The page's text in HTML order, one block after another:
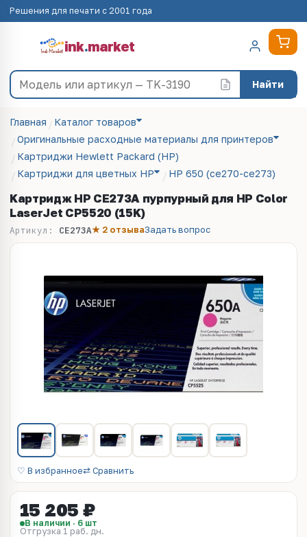
Решения для печати с 2001 года
ink.market
Найти
Главная
Каталог товаров
Оригинальные расходные материалы для принтеров
Картриджи Hewlett Packard (HP)
Картриджи для цветных HP
HP 650 (ce270-ce273)
Kартридж HP CE273A пурпурный для HP Color
LaserJet CP5520 (15K)
Артикул: CE273A★ 2 отзываЗадать вопрос
♡ В избранное⇄ Сравнить
15 205 ₽
В наличии · 6 шт
Отгрузка 1 раб. дн.